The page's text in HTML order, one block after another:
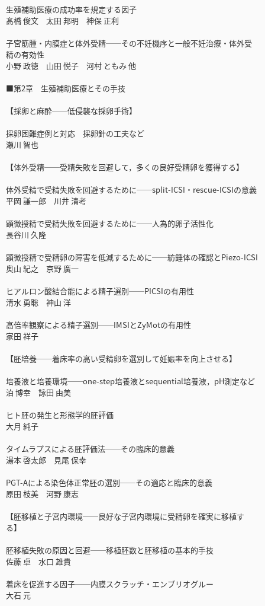
生殖補助医療の成功率を規定する因子
髙橋 俊文 太田 邦明 神保 正利
子宮筋腫・内膜症と体外受精──その不妊機序と一般不妊治療・体外受
精の有効性
小野 政徳 山田 悦子 河村 ともみ 他
■第2章 生殖補助医療とその手技
【採卵と麻酔──低侵襲な採卵手術】
採卵困難症例と対応 採卵針の工夫など
瀬川 智也
【体外受精──受精失敗を回避して，多くの良好受精卵を獲得する】
体外受精で受精失敗を回避するために──split-ICSI・rescue-ICSIの意義
平岡 謙一郎 川井 清考
顕微授精で受精失敗を回避するために──人為的卵子活性化
長谷川 久隆
顕微授精で受精卵の障害を低減するために──紡錘体の確認とPiezo-ICSI
奥山 紀之 京野 廣一
ヒアルロン酸結合能による精子選別──PICSIの有用性
清水 勇聡 神山 洋
高倍率観察による精子選別──IMSIとZyMotの有用性
家田 祥子
【胚培養──着床率の高い受精卵を選別して妊娠率を向上させる】
培養液と培養環境──one-step培養液とsequential培養液，pH測定など
泊 博幸 詠田 由美
ヒト胚の発生と形態学的胚評価
大月 純子
タイムラプスによる胚評価法──その臨床的意義
湯本 啓太郎 見尾 保幸
PGT-Aによる染色体正常胚の選別──その適応と臨床的意義
原田 枝美 河野 康志
【胚移植と子宮内環境──良好な子宮内環境に受精卵を確実に移植す
る】
胚移植失敗の原因と回避──移植胚数と胚移植の基本的手技
佐藤 卓 水口 雄貴
着床を促進する因子──内膜スクラッチ・エンブリオグルー
大石 元